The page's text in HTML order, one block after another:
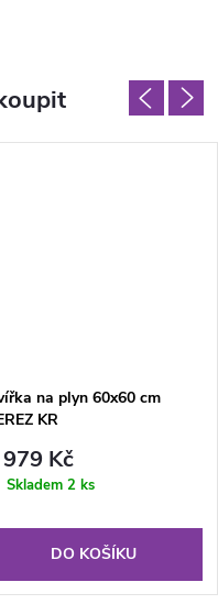
na plyn 60x60 cm
KR
Kč
Skladem 2 ks
DO KOŠÍKU